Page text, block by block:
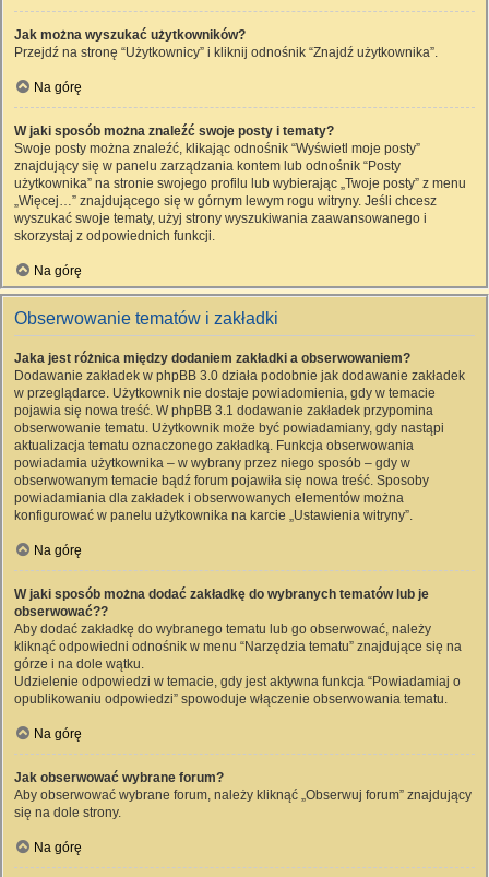
Jak można wyszukać użytkowników?
Przejdź na stronę “Użytkownicy” i kliknij odnośnik “Znajdź użytkownika”.
Na górę
W jaki sposób można znaleźć swoje posty i tematy?
Swoje posty można znaleźć, klikając odnośnik “Wyświetl moje posty”
znajdujący się w panelu zarządzania kontem lub odnośnik “Posty
użytkownika” na stronie swojego profilu lub wybierając „Twoje posty” z menu
„Więcej…” znajdującego się w górnym lewym rogu witryny. Jeśli chcesz
wyszukać swoje tematy, użyj strony wyszukiwania zaawansowanego i
skorzystaj z odpowiednich funkcji.
Na górę
Obserwowanie tematów i zakładki
Jaka jest różnica między dodaniem zakładki a obserwowaniem?
Dodawanie zakładek w phpBB 3.0 działa podobnie jak dodawanie zakładek
w przeglądarce. Użytkownik nie dostaje powiadomienia, gdy w temacie
pojawia się nowa treść. W phpBB 3.1 dodawanie zakładek przypomina
obserwowanie tematu. Użytkownik może być powiadamiany, gdy nastąpi
aktualizacja tematu oznaczonego zakładką. Funkcja obserwowania
powiadamia użytkownika – w wybrany przez niego sposób – gdy w
obserwowanym temacie bądź forum pojawiła się nowa treść. Sposoby
powiadamiania dla zakładek i obserwowanych elementów można
konfigurować w panelu użytkownika na karcie „Ustawienia witryny”.
Na górę
W jaki sposób można dodać zakładkę do wybranych tematów lub je
obserwować??
Aby dodać zakładkę do wybranego tematu lub go obserwować, należy
kliknąć odpowiedni odnośnik w menu “Narzędzia tematu” znajdujące się na
górze i na dole wątku.
Udzielenie odpowiedzi w temacie, gdy jest aktywna funkcja “Powiadamiaj o
opublikowaniu odpowiedzi” spowoduje włączenie obserwowania tematu.
Na górę
Jak obserwować wybrane forum?
Aby obserwować wybrane forum, należy kliknąć „Obserwuj forum” znajdujący
się na dole strony.
Na górę